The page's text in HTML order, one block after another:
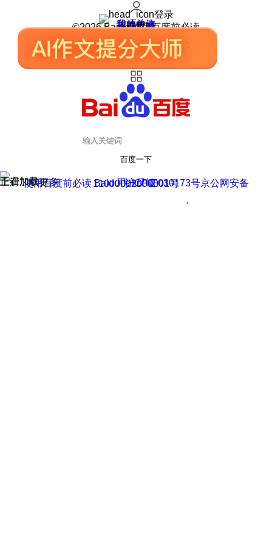
登录
我的关注
我的收藏
皮肤中心
用户反馈
设置
©2026 Baidu 使用百度前必读
百度一下
正在加载
上滑加载更多 用户反馈
使用百度前必读 Baidu 京ICP证030173号
京公网安备11000002000001号